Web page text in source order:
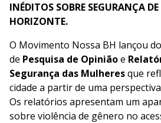
INÉDITOS SOBRE SEGURANÇA
HORIZONTE.
O Movimento Nossa BH lançou
de Pesquisa de Opiniãoe
Segurança das Mulheresque
cidade a partir de uma
Os relatórios apresentam um
sobre violência de gênero no